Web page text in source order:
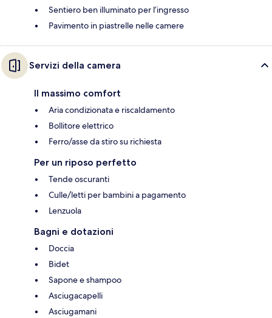
Sentiero ben illuminato per l’ingresso
Pavimento in piastrelle nelle camere
Servizi della camera
Il massimo comfort
Aria condizionata e riscaldamento
Bollitore elettrico
Ferro/asse da stiro su richiesta
Per un riposo perfetto
Tende oscuranti
Culle/letti per bambini a pagamento
Lenzuola
Bagni e dotazioni
Doccia
Bidet
Sapone e shampoo
Asciugacapelli
Asciugamani